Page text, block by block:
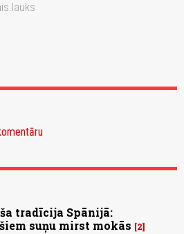
tradīcija Spānijā:
suņu mirst mokās
2